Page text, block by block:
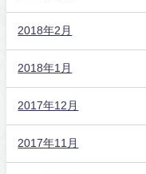
2018年2月
2018年1月
2017年12月
2017年11月